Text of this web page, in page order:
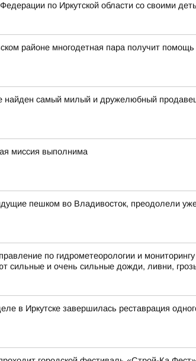
по Иркутской области со своими
районе многодетная пара получит помощь
найден самый милый и дружелюбный
миссия выполнима
пешком во Владивосток, преодолели
по гидрометеорологии и
сильные и очень сильные дожди, ливни,
в Иркутске завершилась реставрация